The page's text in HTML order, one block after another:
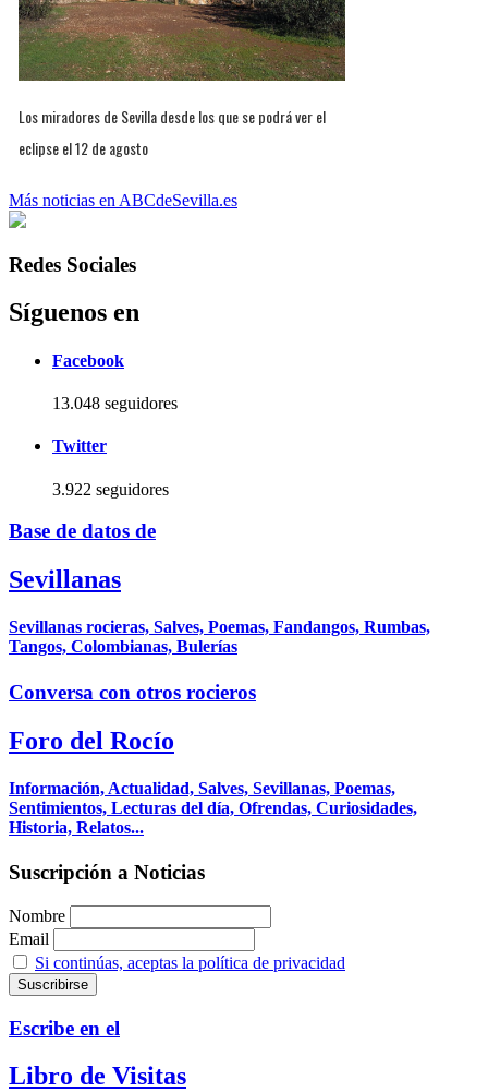
Los miradores de Sevilla desde los que se podrá ver el
eclipse el 12 de agosto
Más noticias en ABCdeSevilla.es
Redes Sociales
Síguenos en
Facebook
13.048 seguidores
Twitter
3.922 seguidores
Base de datos de
Sevillanas
Sevillanas rocieras, Salves, Poemas, Fandangos, Rumbas,
Tangos, Colombianas, Bulerías
Conversa con otros rocieros
Foro del Rocío
Información, Actualidad, Salves, Sevillanas, Poemas,
Sentimientos, Lecturas del día, Ofrendas, Curiosidades,
Historia, Relatos...
Suscripción a Noticias
Nombre
Email
Si continúas, aceptas la política de privacidad
Escribe en el
Libro de Visitas